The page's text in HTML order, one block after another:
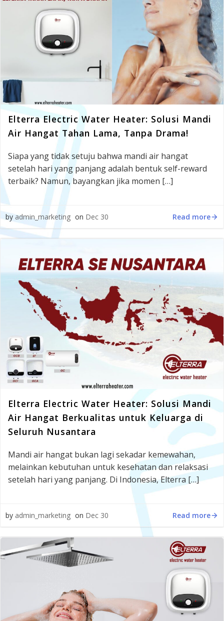
Elterra Electric Water Heater: Solusi Mandi
Air Hangat Tahan Lama, Tanpa Drama!
Siapa yang tidak setuju bahwa mandi air hangat
setelah hari yang panjang adalah bentuk self-reward
terbaik? Namun, bayangkan jika momen […]
by admin_marketing on Dec 30 Read more
Elterra Electric Water Heater: Solusi Mandi
Air Hangat Berkualitas untuk Keluarga di
Seluruh Nusantara
Mandi air hangat bukan lagi sekadar kemewahan,
melainkan kebutuhan untuk kesehatan dan relaksasi
setelah hari yang panjang. Di Indonesia, Elterra […]
by admin_marketing on Dec 30 Read more